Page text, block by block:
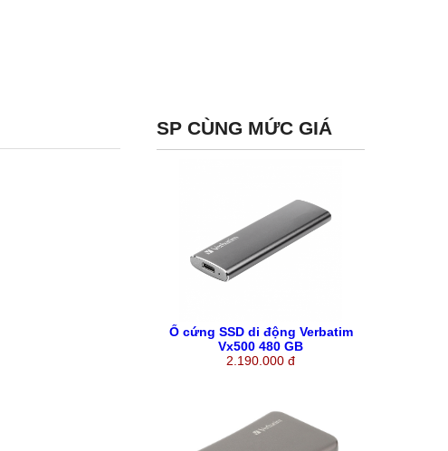
SP CÙNG MỨC GIÁ
Ổ cứng SSD di động Verbatim
Vx500 480 GB
2.190.000 đ